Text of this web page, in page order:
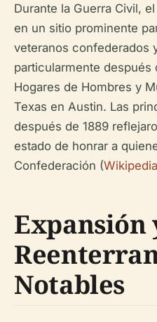
Durante la Guerra Civil,
en un sitio prominente
veteranos confederados
particularmente
Hogares de Hombres y
Texas en Austin. Las
después de 1889
estado de honrar a
Confederación (Wikipedia
Expansión
Notables